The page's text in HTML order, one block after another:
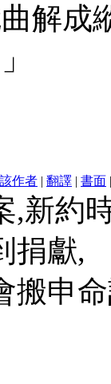
解成
作者 | 翻譯 | 書面
,新約
捐獻,
搬申